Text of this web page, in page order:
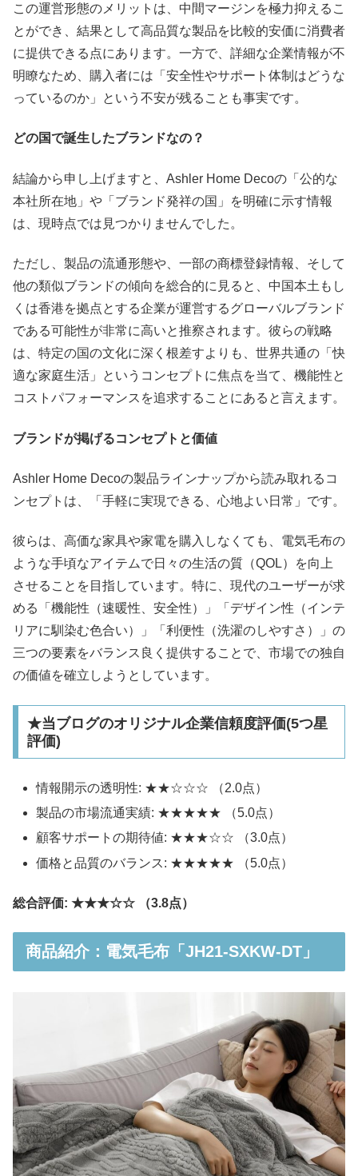
この運営形態のメリットは、中間マージンを極力抑えるこ
とができ、結果として高品質な製品を比較的安価に消費者
に提供できる点にあります。一方で、詳細な企業情報が不
明瞭なため、購入者には「安全性やサポート体制はどうな
っているのか」という不安が残ることも事実です。
どの国で誕生したブランドなの？
結論から申し上げますと、Ashler Home Decoの「公的な
本社所在地」や「ブランド発祥の国」を明確に示す情報
は、現時点では見つかりませんでした。
ただし、製品の流通形態や、一部の商標登録情報、そして
他の類似ブランドの傾向を総合的に見ると、中国本土もし
くは香港を拠点とする企業が運営するグローバルブランド
である可能性が非常に高いと推察されます。彼らの戦略
は、特定の国の文化に深く根差すよりも、世界共通の「快
適な家庭生活」というコンセプトに焦点を当て、機能性と
コストパフォーマンスを追求することにあると言えます。
ブランドが掲げるコンセプトと価値
Ashler Home Decoの製品ラインナップから読み取れるコ
ンセプトは、「手軽に実現できる、心地よい日常」です。
彼らは、高価な家具や家電を購入しなくても、電気毛布の
ような手頃なアイテムで日々の生活の質（QOL）を向上
させることを目指しています。特に、現代のユーザーが求
める「機能性（速暖性、安全性）」「デザイン性（インテ
リアに馴染む色合い）」「利便性（洗濯のしやすさ）」の
三つの要素をバランス良く提供することで、市場での独自
の価値を確立しようとしています。
★当ブログのオリジナル企業信頼度評価(5つ星
評価)
情報開示の透明性: ★★☆☆☆ （2.0点）
製品の市場流通実績: ★★★★★ （5.0点）
顧客サポートの期待値: ★★★☆☆ （3.0点）
価格と品質のバランス: ★★★★★ （5.0点）
総合評価: ★★★☆☆ （3.8点）
商品紹介：電気毛布「JH21-SXKW-DT」